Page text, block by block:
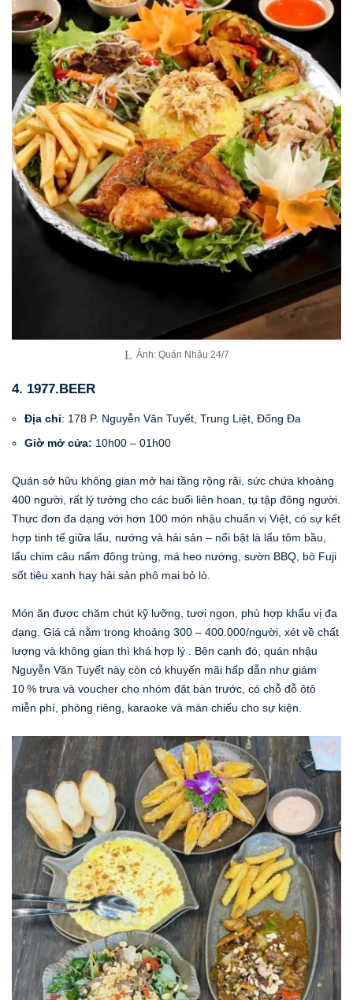
Ảnh: Quán Nhậu 24/7
4. 1977.BEER
Địa chỉ: 178 P. Nguyễn Văn Tuyết, Trung Liệt, Đống Đa
Giờ mở cửa: 10h00 – 01h00
Quán sở hữu không gian mở hai tầng rộng rãi, sức chứa khoảng
400 người, rất lý tưởng cho các buổi liên hoan, tụ tập đông người.
Thực đơn đa dạng với hơn 100 món nhậu chuẩn vị Việt, có sự kết
hợp tinh tế giữa lẩu, nướng và hải sản – nổi bật là lẩu tôm bầu,
lẩu chim câu nấm đông trùng, má heo nướng, sườn BBQ, bò Fuji
sốt tiêu xanh hay hải sản phô mai bỏ lò.
Món ăn được chăm chút kỹ lưỡng, tươi ngon, phù hợp khẩu vị đa
dạng. Giá cả nằm trong khoảng 300 – 400.000/người, xét về chất
lượng và không gian thì khá hợp lý . Bên cạnh đó, quán nhậu
Nguyễn Văn Tuyết này còn có khuyến mãi hấp dẫn như giảm
10 % trưa và voucher cho nhóm đặt bàn trước, có chỗ đỗ ôtô
miễn phí, phòng riêng, karaoke và màn chiếu cho sự kiện.